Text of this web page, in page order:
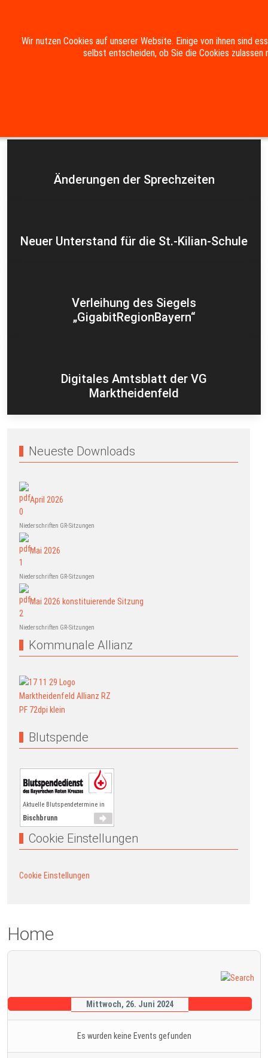
Impressum Datenschutzerklärung
Änderungen der Sprechzeiten
Neuer Unterstand für die St.-Kilian-Schule
Verleihung des Siegels
„GigabitRegionBayern“
Digitales Amtsblatt der VG
Marktheidenfeld
Neueste Downloads
April 2026
Niederschriften GR-Sitzungen
Mai 2026
Niederschriften GR-Sitzungen
Mai 2026 konstituierende Sitzung
Niederschriften GR-Sitzungen
Kommunale Allianz
Blutspende
Aktuelle Blutspendetermine in
Bischbrunn
Cookie Einstellungen
Cookie Einstellungen
Home
Mittwoch, 26. Juni 2024
Es wurden keine Events gefunden
Wir nutzen Cookies auf unserer Website. Einige von ihnen sind
selbst entscheiden, ob Sie die Cookies